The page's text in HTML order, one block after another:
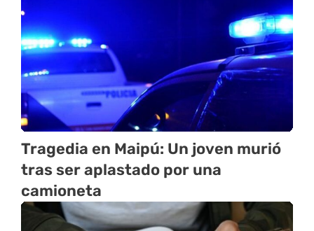
Tragedia en Maipú: Un joven murió
tras ser aplastado por una
camioneta